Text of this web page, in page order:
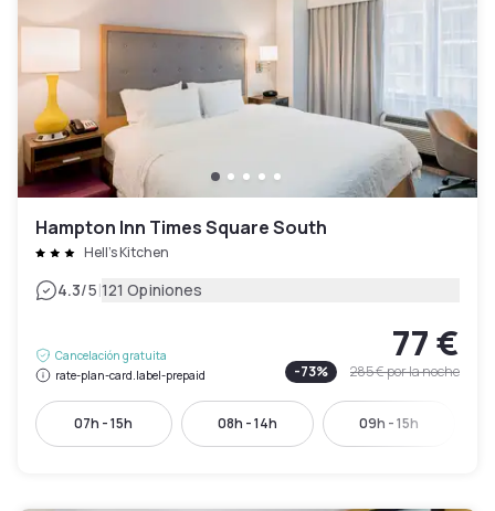
Hampton Inn Times Square South
Hell's Kitchen
4.3/5|121 Opiniones
Cancelación gratuita
rate-plan-card.label-prepaid
77 €
-73% 285 €por la noche
07h - 15h 08h - 14h 09h - 15h